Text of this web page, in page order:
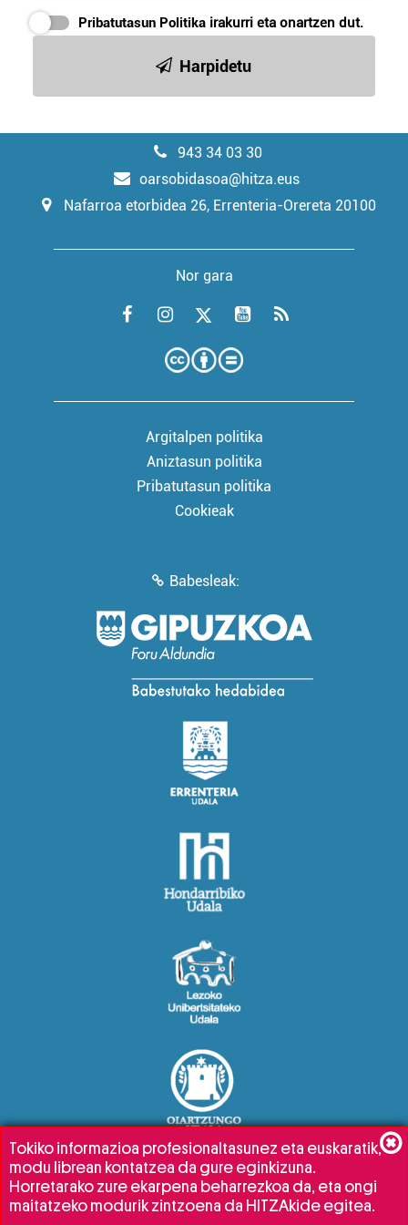
Pribatutasun Politika irakurri eta onartzen dut.
Harpidetu
943 34 03 30
oarsobidasoa@hitza.eus
Nafarroa etorbidea 26, Errenteria-Orereta 20100
Nor gara
Argitalpen politika
Aniztasun politika
Pribatutasun politika
Cookieak
Babesleak:
Tokiko informazioa profesionaltasunez eta euskaratik,
modu librean kontatzea da gure eginkizuna.
Horretarako zure ekarpena beharrezkoa da, eta ongi
maitatzeko modurik zintzoena da HITZAkide egitea.